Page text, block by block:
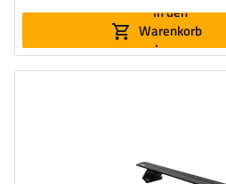
In den
Warenkorb
legen